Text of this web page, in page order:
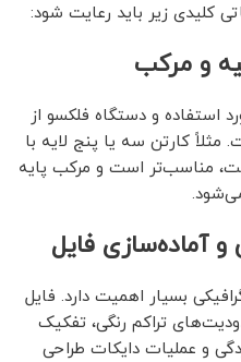
کلیدی زیر باید رعایت شود:
و مرکب
استفاده و دستگاه فلکسو از
کارتن سه یا پنج لایه با
مناسب‌تر است و مرکب پایه
آماده‌سازی فایل
بسیار اهمیت دارد. فایل
تراکم رنگی، تفکیک
و عملیات دایکات طراحی